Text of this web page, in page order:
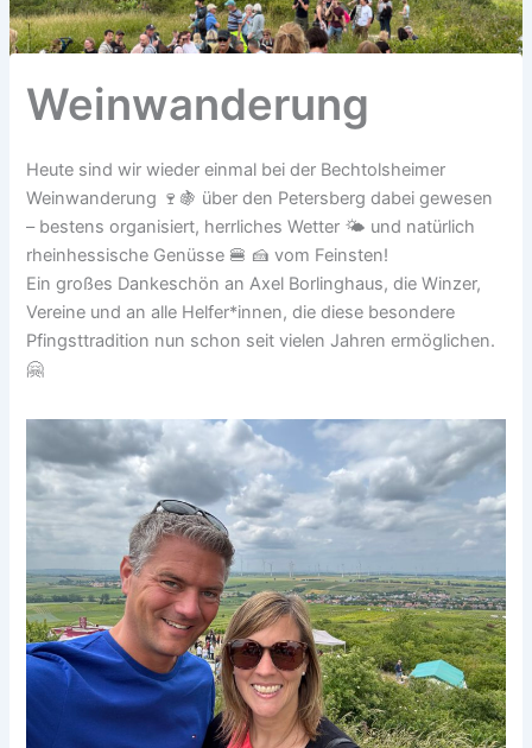
Weinwanderung
Heute sind wir wieder einmal bei der Bechtolsheimer
Weinwanderung 🍷🍇 über den Petersberg dabei gewesen
– bestens organisiert, herrliches Wetter 🌤️ und natürlich
rheinhessische Genüsse 🍔 🍰 vom Feinsten!
Ein großes Dankeschön an Axel Borlinghaus, die Winzer,
Vereine und an alle Helfer*innen, die diese besondere
Pfingsttradition nun schon seit vielen Jahren ermöglichen.
🤗